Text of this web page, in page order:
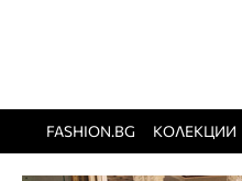
FASHION.BG КОЛЕКЦИИ